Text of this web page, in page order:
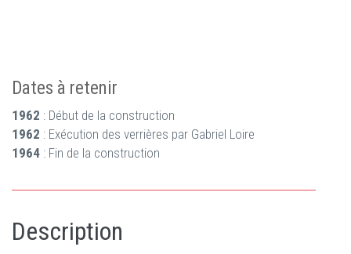
Dates à retenir
1962 : Début de la construction
1962 : Exécution des verrières par Gabriel Loire
1964 : Fin de la construction
Description